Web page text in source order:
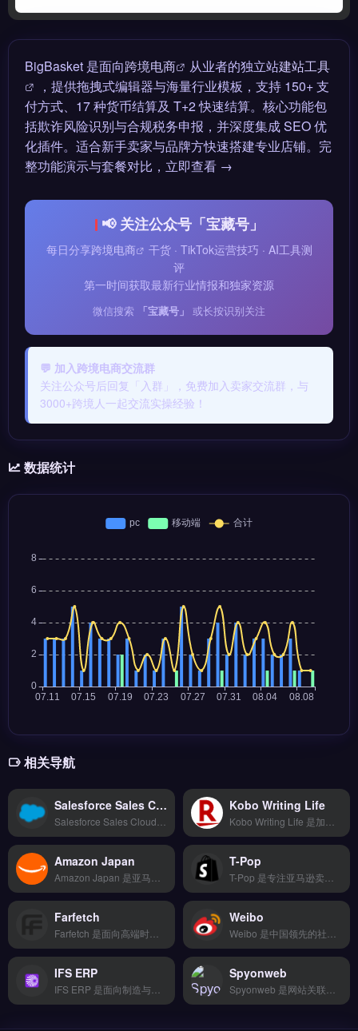
BigBasket 是面向跨境电商 从业者的独立站建站工具
，提供拖拽式编辑器与海量行业模板，支持 150+ 支
付方式、17 种货币结算及 T+2 快速结算。核心功能包
括欺诈风险识别与合规税务申报，并深度集成 SEO 优
化插件。适合新手卖家与品牌方快速搭建专业店铺。完
整功能演示与套餐对比，立即查看 →
📢 关注公众号「宝藏号」
每日分享跨境电商
干货 · TikTok运营技巧 · AI工具测
评
第一时间获取最新行业情报和独家资源
微信搜索 「宝藏号」 或长按识别关注
💬 加入跨境电商交流群
关注公众号后回复「入群」，免费加入卖家交流群，与
3000+跨境人一起交流实操经验！
数据统计
相关导航
Salesforce Sales Cloud Kobo Writing Life
Amazon Japan T-Pop
Farfetch Weibo
IFS ERP Spyonweb